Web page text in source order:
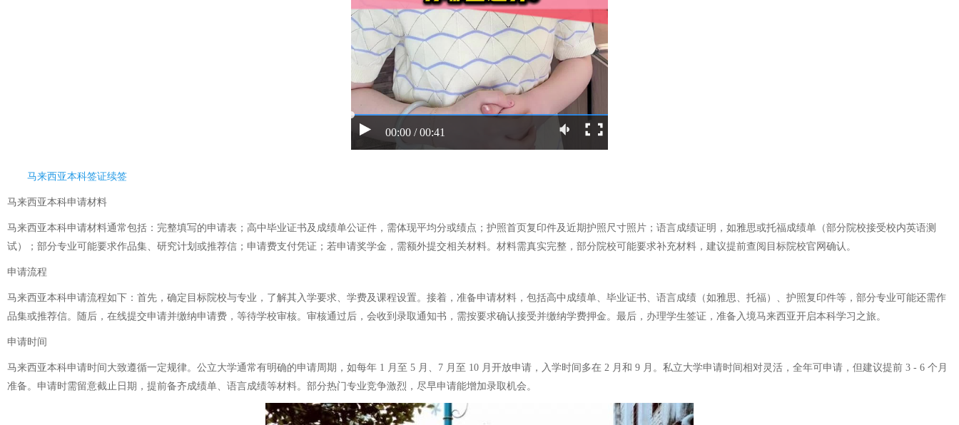
00:00 / 00:41
马来西亚本科签证续签
马来西亚本科申请材料
马来西亚本科申请材料通常包括：完整填写的申请表；高中毕业证书及成绩单公证件，需体现平均分或绩点；护照首页复印件及近期护照尺寸照片；语言成绩证明，如雅思或托福成绩单（部分院校接受校内英语测
试）；部分专业可能要求作品集、研究计划或推荐信；申请费支付凭证；若申请奖学金，需额外提交相关材料。材料需真实完整，部分院校可能要求补充材料，建议提前查阅目标院校官网确认。
申请流程
马来西亚本科申请流程如下：首先，确定目标院校与专业，了解其入学要求、学费及课程设置。接着，准备申请材料，包括高中成绩单、毕业证书、语言成绩（如雅思、托福）、护照复印件等，部分专业可能还需作
品集或推荐信。随后，在线提交申请并缴纳申请费，等待学校审核。审核通过后，会收到录取通知书，需按要求确认接受并缴纳学费押金。最后，办理学生签证，准备入境马来西亚开启本科学习之旅。
申请时间
马来西亚本科申请时间大致遵循一定规律。公立大学通常有明确的申请周期，如每年 1 月至 5 月、7 月至 10 月开放申请，入学时间多在 2 月和 9 月。私立大学申请时间相对灵活，全年可申请，但建议提前 3 - 6 个月
准备。申请时需留意截止日期，提前备齐成绩单、语言成绩等材料。部分热门专业竞争激烈，尽早申请能增加录取机会。